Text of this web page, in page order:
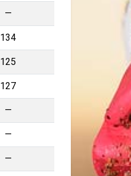
—
134
125
127
—
—
—